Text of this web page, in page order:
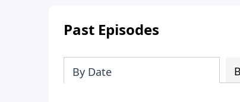
Past Episodes
By Date